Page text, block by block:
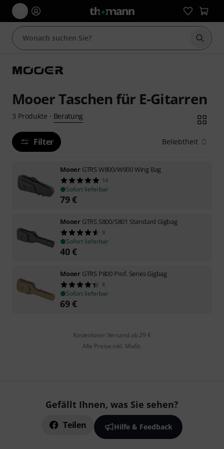
Suche
Mooer Taschen für E-Gitarren
3 Produkte · Beratung
Filter Beliebtheit
Mooer GTRS W800/W900 Wing Bag
14
Sofort lieferbar
79€
Mooer GTRS S800/S801 Standard Gigbag
9
Sofort lieferbar
40€
Mooer GTRS P800 Prof. Series Gigbag
8
Sofort lieferbar
69€
Kostenloser Versand ab 29 €
Alle Preise inkl. MwSt.
Gefällt Ihnen, was Sie sehen?
Teilen Hilfe & Feedback